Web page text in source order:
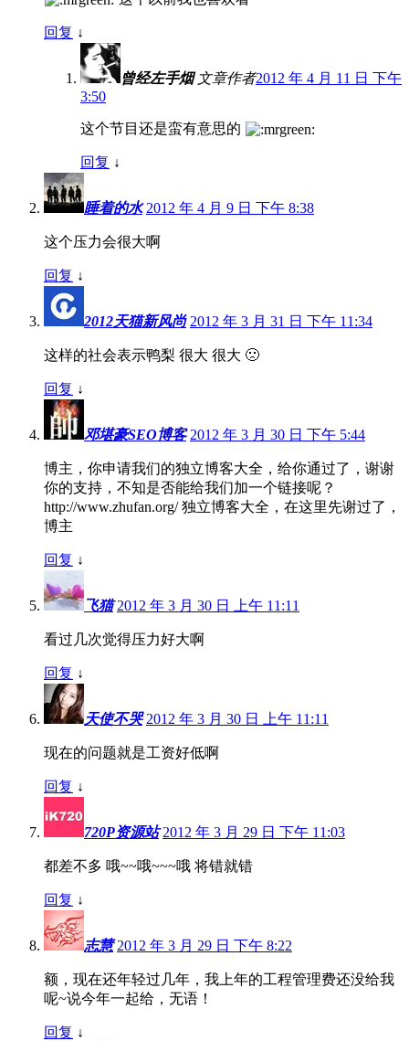
回复 ↓
曾经左手烟 文章作者2012 年 4 月 11 日 下午
3:50
这个节目还是蛮有意思的
回复 ↓
睡着的水 2012 年 4 月 9 日 下午 8:38
这个压力会很大啊
回复 ↓
2012天猫新风尚 2012 年 3 月 31 日 下午 11:34
这样的社会表示鸭梨 很大 很大 🙁
回复 ↓
邓堪豪SEO博客 2012 年 3 月 30 日 下午 5:44
博主，你申请我们的独立博客大全，给你通过了，谢谢
你的支持，不知是否能给我们加一个链接呢？
http://www.zhufan.org/ 独立博客大全，在这里先谢过了，
博主
回复 ↓
飞猫 2012 年 3 月 30 日 上午 11:11
看过几次觉得压力好大啊
回复 ↓
天使不哭 2012 年 3 月 30 日 上午 11:11
现在的问题就是工资好低啊
回复 ↓
720P资源站 2012 年 3 月 29 日 下午 11:03
都差不多 哦~~哦~~~哦 将错就错
回复 ↓
志慧 2012 年 3 月 29 日 下午 8:22
额，现在还年轻过几年，我上年的工程管理费还没给我
呢~说今年一起给，无语！
回复 ↓